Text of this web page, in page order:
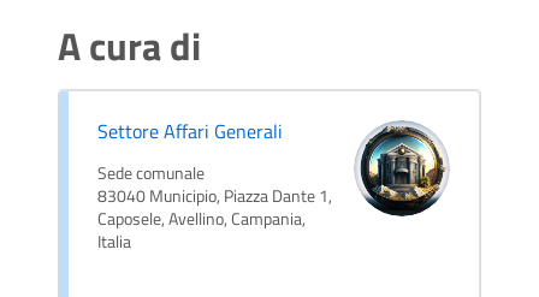
A cura di
Settore Affari Generali
Sede comunale
83040 Municipio, Piazza Dante 1,
Caposele, Avellino, Campania,
Italia